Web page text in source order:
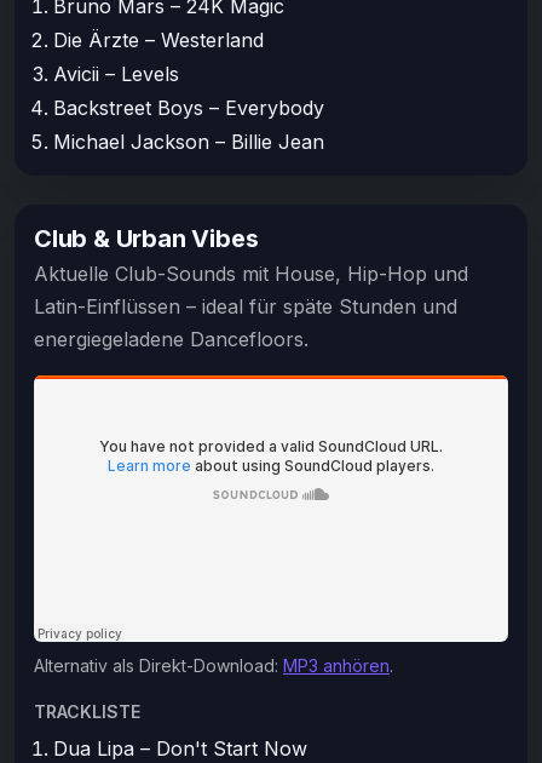
Bruno Mars – 24K Magic
Die Ärzte – Westerland
Avicii – Levels
Backstreet Boys – Everybody
Michael Jackson – Billie Jean
Club & Urban Vibes
Aktuelle Club-Sounds mit House, Hip-Hop und
Latin-Einflüssen – ideal für späte Stunden und
energiegeladene Dancefloors.
Alternativ als Direkt-Download: MP3 anhören.
TRACKLISTE
Dua Lipa – Don't Start Now